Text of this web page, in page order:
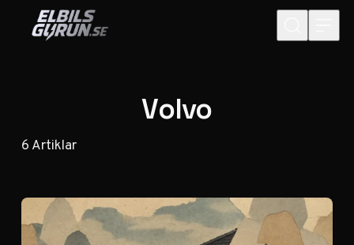
Hoppa till innehåll
Volvo
6Artiklar